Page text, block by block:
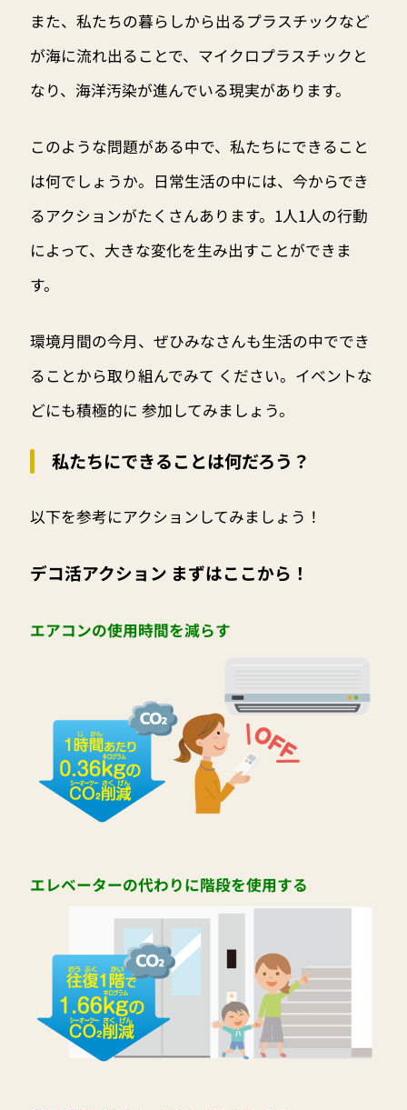
また、私たちの暮らしから出るプラスチックなど
が海に流れ出ることで、マイクロプラスチックと
なり、海洋汚染が進んでいる現実があります。
このような問題がある中で、私たちにできること
は何でしょうか。日常生活の中には、今からでき
るアクションがたくさんあります。1人1人の行動
によって、大きな変化を生み出すことができま
す。
環境月間の今月、ぜひみなさんも生活の中ででき
ることから取り組んでみて ください。イベントな
どにも積極的に 参加してみましょう。
私たちにできることは何だろう？
以下を参考にアクションしてみましょう！
デコ活アクション まずはここから！
エアコンの使用時間を減らす
エレベーターの代わりに階段を使用する